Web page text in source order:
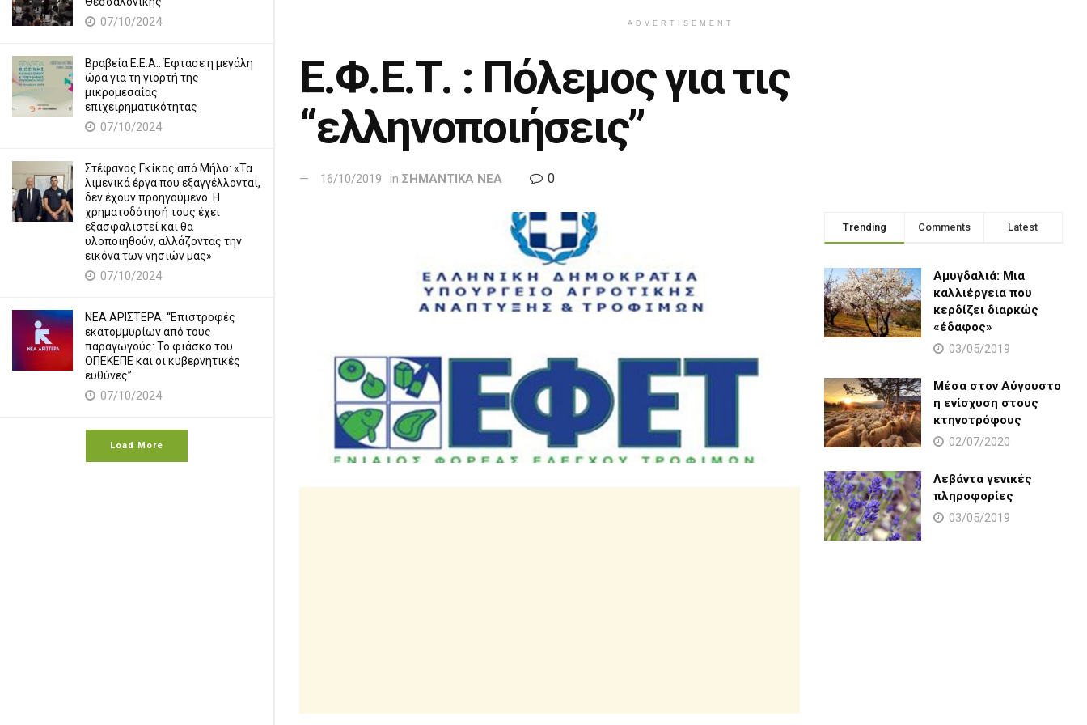
07/10/2024
Βραβεία Ε.Ε.Α.: Έφτασε η μεγάλη
ώρα για τη γιορτή της
μικρομεσαίας
επιχειρηματικότητας
07/10/2024
Στέφανος Γκίκας από Μήλο: «Τα
λιμενικά έργα που εξαγγέλλονται,
δεν έχουν προηγούμενο. Η
χρηματοδότησή τους έχει
εξασφαλιστεί και θα
υλοποιηθούν, αλλάζοντας την
εικόνα των νησιών μας»
07/10/2024
ΝΕΑ ΑΡΙΣΤΕΡΑ: “Επιστροφές
εκατομμυρίων από τους
παραγωγούς: Το φιάσκο του
ΟΠΕΚΕΠΕ και οι κυβερνητικές
ευθύνες”
07/10/2024
Load More
ADVERTISEMENT
Ε.Φ.Ε.Τ. : Πόλεμος για τις
“ελληνοποιήσεις”
16/10/2019 in ΣΗΜΑΝΤΙΚΑ ΝΕΑ 0
Trending Comments Latest
Αμυγδαλιά: Μια
καλλιέργεια που
κερδίζει διαρκώς
«έδαφος»
03/05/2019
Μέσα στον Αύγουστο
η ενίσχυση στους
κτηνοτρόφους
02/07/2020
Λεβάντα γενικές
πληροφορίες
03/05/2019